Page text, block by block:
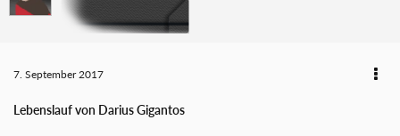
7. September 2017
Lebenslauf von Darius Gigantos